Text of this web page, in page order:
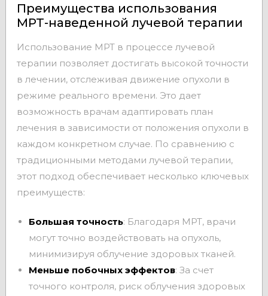
Преимущества использования
МРТ-наведенной лучевой терапии
Использование МРТ в процессе лучевой
терапии позволяет достигать высокой точности
в лечении, отслеживая движение опухоли в
режиме реального времени. Это дает
возможность врачам адаптировать план
лечения в зависимости от положения опухоли в
каждом конкретном случае. По сравнению с
традиционными методами лучевой терапии,
этот подход обеспечивает несколько ключевых
преимуществ:
Большая точность: Благодаря МРТ, врачи
могут точно воздействовать на опухоль,
минимизируя облучение здоровых тканей.
Меньше побочных эффектов: За счет
точного контроля, риск облучения здоровых